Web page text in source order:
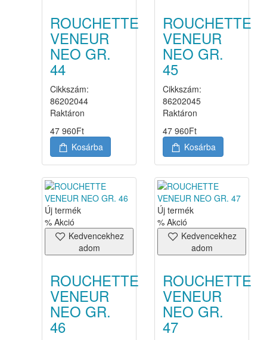
ROUCHETTE
VENEUR
NEO GR.
44
Cikkszám:
86202044
Raktáron
47 960Ft
Kosárba
ROUCHETTE
VENEUR
NEO GR.
45
Cikkszám:
86202045
Raktáron
47 960Ft
Kosárba
Új termék
% Akció
Kedvencekhez
adom
ROUCHETTE
VENEUR
NEO GR.
46
Új termék
% Akció
Kedvencekhez
adom
ROUCHETTE
VENEUR
NEO GR.
47